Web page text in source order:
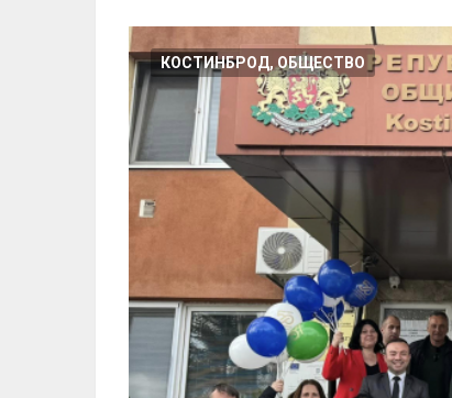
КОСТИНБРОД, ОБЩЕСТВО